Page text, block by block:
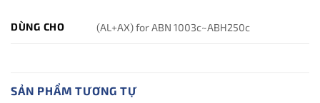
DÙNG CHO (AL+AX) for ABN 1003c~ABH250c
SẢN PHẨM TƯƠNG TỰ